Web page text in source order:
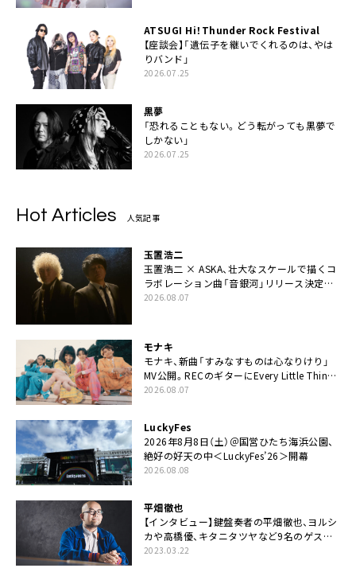
ATSUGI Hi！Thunder Rock Festival
【座談会】「遺伝子を継いでくれるのは、やは
りバンド」
2026.07.25
黒夢
「恐れることもない。どう転がっても黒夢で
しかない」
2026.07.25
Hot Articles 人気記事
玉置浩二
玉置浩二 × ASKA、壮大なスケールで描くコ
ラボレーション曲「音銀河」リリース決定。
カップリングには新曲「命の宿り」収録も
2026.08.07
モナキ
モナキ、新曲「すみなすものは心なりけり」
MV公開。RECのギターにEvery Little Thing・
伊藤一朗参加も
2026.08.07
LuckyFes
2026年8月8日（土）＠国営ひたち海浜公園、
絶好の好天の中＜LuckyFes’26＞開幕
2026.08.08
平畑徹也
【インタビュー】鍵盤奏者の平畑徹也、ヨルシ
カや高橋優、キタニタツヤなど9名のゲスト
を迎えた初アルバムに音楽人生の総括「自分
2023.03.22